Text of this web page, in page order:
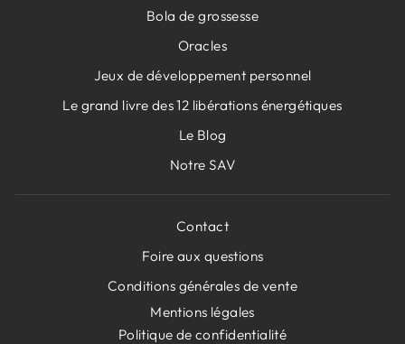
Bola de grossesse
Oracles
Jeux de développement personnel
Le grand livre des 12 libérations énergétiques
Le Blog
Notre SAV
Contact
Foire aux questions
Conditions générales de vente
Mentions légales
Politique de confidentialité